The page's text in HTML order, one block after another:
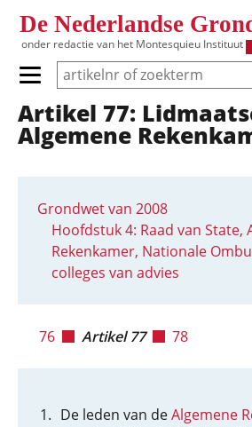
De Nederlandse
onder redactie van het Montesquieu Instituut
Primair menu tonen/verbergen
Hoofdnavigatie
Artikel 77:
Algemene
Grondwet van 2008
Hoofdstuk 4: Raad van State,
Rekenkamer, Nationale
colleges van advies
76 Artikel 77 78
De leden van deAlgemene